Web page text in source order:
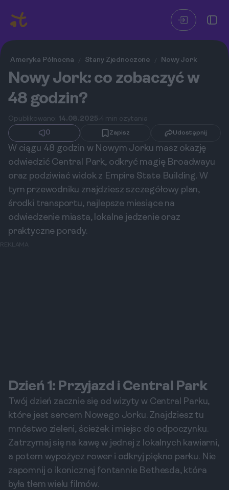
Ameryka Północna / Stany Zjednoczone / Nowy Jork
Nowy Jork: co zobaczyć w
48 godzin?
Opublikowano: 14.08.2025 4 min czytania
0
Zapisz Udostępnij
W ciągu 48 godzin w Nowym Jorku masz okazję
odwiedzić Central Park, odkryć magię Broadwayu
oraz podziwiać widok z Empire State Building. W
tym przewodniku znajdziesz szczegółowy plan,
środki transportu, najlepsze miesiące na
odwiedzenie miasta, lokalne jedzenie oraz
praktyczne porady.
REKLAMA
Dzień 1: Przyjazd i Central Park
Twój dzień zacznie się od wizyty w Central Parku,
które jest sercem Nowego Jorku. Znajdziesz tu
mnóstwo zieleni, ścieżek i miejsc do odpoczynku.
Zatrzymaj się na kawę w jednej z lokalnych kawiarni,
a potem wypożycz rower i odkryj piękno parku. Nie
zapomnij o ikonicznej fontannie Bethesda, która
była tłem wielu filmów.